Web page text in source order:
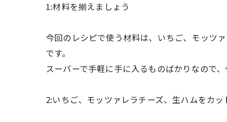
1:材料を揃えましょう
今回のレシピで使う材料は、いちご、モッツ
です。
スーパーで手軽に手に入るものばかりなので、
2:いちご、モッツァレラチーズ、生ハムをカッ